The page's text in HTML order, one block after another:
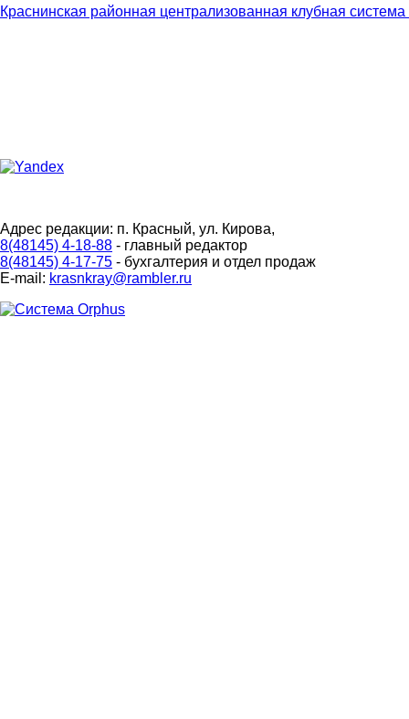
Краснинская районная централизованная клубная
Адрес редакции: п. Красный, ул. Кирова,
8(48145) 4-18-88 - главный редактор
8(48145) 4-17-75 - бухгалтерия и отдел продаж
E-mail: krasnkray@rambler.ru